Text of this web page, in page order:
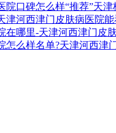
院口碑怎么样“推荐”天
津河西津门皮肤病医院
在哪里-天津河西津门皮
怎么样名单?天津河西津